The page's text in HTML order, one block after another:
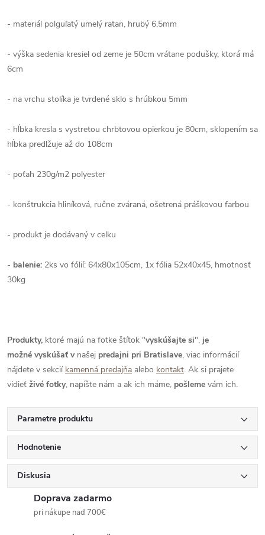
- materiál polguľatý umelý ratan, hrubý 6,5mm
- výška sedenia kresiel od zeme je 50cm vrátane podušky, ktorá má
6cm
- na vrchu stolíka je tvrdené sklo s hrúbkou 5mm
- hĺbka kresla s vystretou chrbtovou opierkou je 80cm, sklopením sa
hĺbka predlžuje až do 108cm
- poťah 230g/m2 polyester
- konštrukcia hliníková, ručne zváraná, ošetrená práškovou farbou
- produkt je dodávaný v celku
- balenie: 2ks vo fólií: 64x80x105cm, 1x fólia 52x40x45, hmotnosť
30kg
Produkty, ktoré majú na fotke štítok "vyskúšajte si", je
možné vyskúšať v našej predajni pri Bratislave, viac informácií
nájdete v sekcií kamenná predajňa alebo kontakt. Ak si prajete
vidieť živé fotky, napíšte nám a ak ich máme, pošleme vám ich.
Parametre produktu
Hodnotenie
Diskusia
Doprava zadarmo
pri nákupe nad 700€